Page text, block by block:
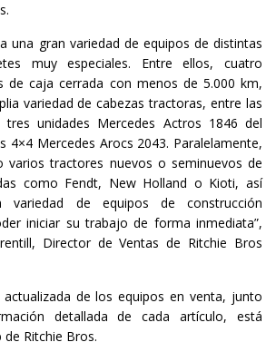
una gran variedad de equipos de distintas
muy especiales. Entre ellos, cuatro
de caja cerrada con menos de 5.000 km,
variedad de cabezas tractoras, entre las
unidades Mercedes Actros 1846 del
4×4 Mercedes Arocs 2043. Paralelamente,
varios tractores nuevos o seminuevos de
como Fendt, New Holland o Kioti, así
variedad de equipos de construcción
iniciar su trabajo de forma inmediata”,
Director de Ventas de Ritchie Bros
de los equipos en venta, junto
detallada de cada artículo, está
Ritchie Bros.